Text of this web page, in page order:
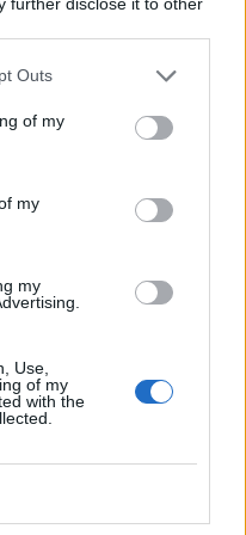
Outs
of my
my
my
Use,
of my
with the